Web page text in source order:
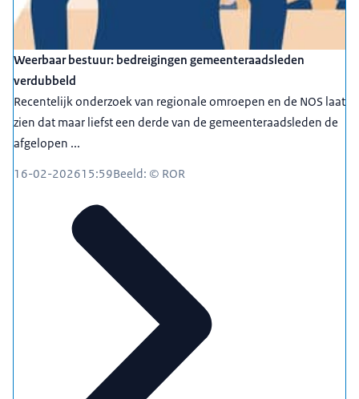
Weerbaar bestuur: bedreigingen gemeenteraadsleden
verdubbeld
Recentelijk onderzoek van regionale omroepen en de NOS laat
zien dat maar liefst een derde van de gemeenteraadsleden de
afgelopen ...
16-02-202615:59Beeld: © ROR